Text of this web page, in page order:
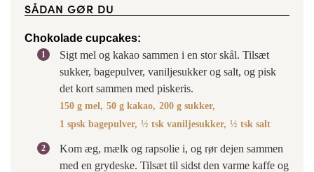
SÅDAN GØR DU
Chokolade cupcakes:
Sigt mel og kakao sammen i en stor skål. Tilsæt
sukker, bagepulver, vaniljesukker og salt, og pisk
det kort sammen med piskeris.
150 g mel, 50 g kakao, 200 g sukker,
1 spsk bagepulver, ½ tsk vaniljesukker, ½ tsk salt
Kom æg, mælk og rapsolie i, og rør dejen sammen
med en grydeske. Tilsæt til sidst den varme kaffe og